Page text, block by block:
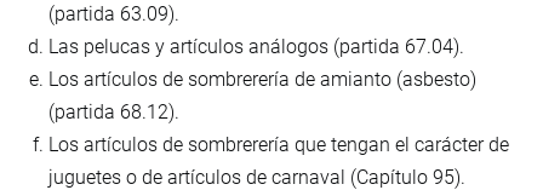
(partida 63.09).
Las pelucas y artículos análogos (partida 67.04).
Los artículos de sombrerería de amianto (asbesto)
(partida 68.12).
Los artículos de sombrerería que tengan el carácter de
juguetes o de artículos de carnaval (Capítulo 95).